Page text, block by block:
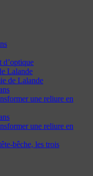
d’optique
Lalande
de Lalande
une reliure en
une reliure en
bêche, les trois